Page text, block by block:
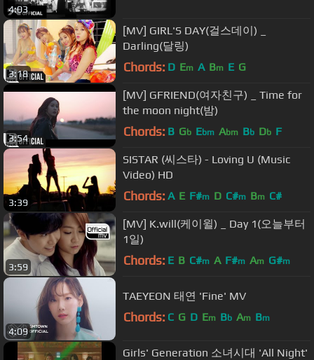
4:03
3:18
[MV] GIRL'S DAY(걸스데이) _
Darling(달링)
Chords: D Em A Bm E G
3:54
[MV] GFRIEND(여자친구) _ Time for
the moon night(밤)
Chords: B Gb Ebm Abm Bb Db F
3:39
SISTAR (씨스타) - Loving U (Music
Video) HD
Chords: A E F#m D C#m Bm C#
3:59
[MV] K.will(케이윌) _ Day 1(오늘부터
1일)
Chords: E B C#m A F#m Am G#m
4:09
TAEYEON 태연 'Fine' MV
Chords: C G D Em Bb Am Bm
Girls' Generation 소녀시대 'All Night'